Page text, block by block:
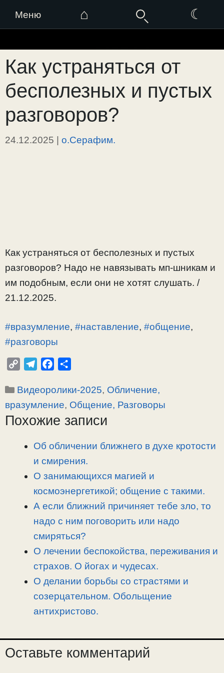
Меню ⌂ ☾
к
содержимому
Как устраняться от
бесполезных и пустых
разговоров?
24.12.2025 | о.Серафим.
Как устраняться от бесполезных и пустых
разговоров? Надо не навязывать мп-шникам и
им подобным, если они не хотят слушать. /
21.12.2025.
#вразумление, #наставление, #общение,
#разговоры
p
y
L
l
e
g
a
c
e
b
o
п
р
а
Рубрики
Видеоролики-2025, Обличение,
вразумление, Общение, Разговоры
Похожие записи
Об обличении ближнего в духе кротости
и смирения.
О занимающихся магией и
космоэнергетикой; общение с такими.
А если ближний причиняет тебе зло, то
надо с ним поговорить или надо
смиряться?
О лечении беспокойства, переживания и
страхов. О йогах и чудесах.
О делании борьбы со страстями и
созерцательном. Обольщение
антихристово.
Оставьте комментарий